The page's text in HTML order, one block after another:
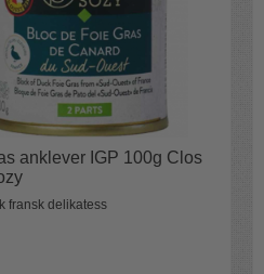
anklever IGP 100g Clos
fransk delikatess